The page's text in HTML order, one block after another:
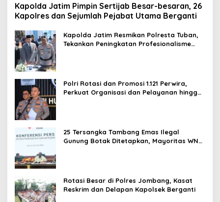
Kapolda Jatim Pimpin Sertijab Besar-besaran, 26
Kapolres dan Sejumlah Pejabat Utama Berganti
Kapolda Jatim Resmikan Polresta Tuban,
Tekankan Peningkatan Profesionalisme
Polri Rotasi dan Promosi 1.121 Perwira,
Perkuat Organisasi dan Pelayanan hingga
25 Tersangka Tambang Emas Ilegal
Gunung Botak Ditetapkan, Mayoritas WN
Rotasi Besar di Polres Jombang, Kasat
Reskrim dan Delapan Kapolsek Berganti